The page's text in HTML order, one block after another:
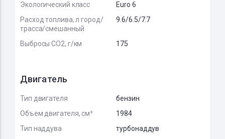
Экологический класс
Euro 6
Расход топлива, л город/
трасса/смешанный
9.6/6.5/7.7
Выбросы CO2, г/км 175
Двигатель
Тип двигателя
бензин
Объем двигателя, см³
1984
Тип наддува
турбонаддув